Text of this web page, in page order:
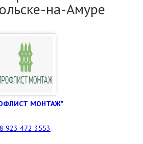
на-Амуре
МОНТАЖ"
8 923 472 3553